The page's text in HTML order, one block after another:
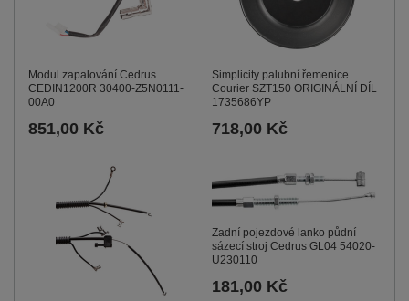
Modul zapalování Cedrus
CEDIN1200R 30400-Z5N0111-
00A0
851,00 Kč
Simplicity palubní řemenice
Courier SZT150 ORIGINÁLNÍ DÍL
1735686YP
718,00 Kč
Zadní pojezdové lanko půdní
sázecí stroj Cedrus GL04 54020-
U230110
181,00 Kč